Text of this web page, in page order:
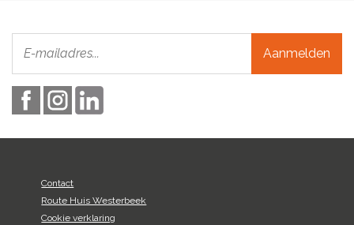
Aanmelden
Contact
Route Huis Westerbeek
Cookie verklaring